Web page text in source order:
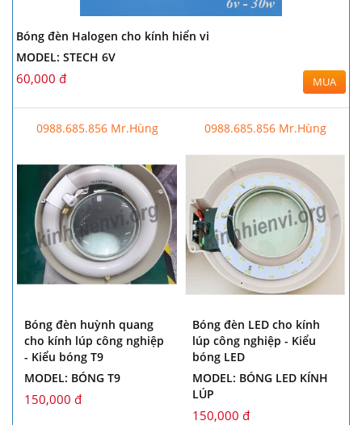
Bóng đèn Halogen cho kính hiển vi
MODEL: STECH 6V
60,000 đ MUA
0988.685.856 Mr.Hùng
Bóng đèn huỳnh quang
cho kính lúp công nghiệp
- Kiểu bóng T9
MODEL: BÓNG T9
150,000 đ
0988.685.856 Mr.Hùng
Bóng đèn LED cho kính
lúp công nghiệp - Kiểu
bóng LED
MODEL: BÓNG LED KÍNH
LÚP
150,000 đ